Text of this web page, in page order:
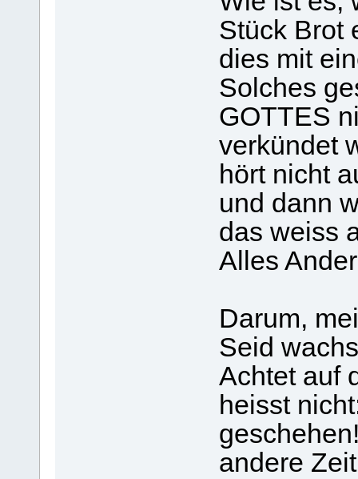
Stück Brot
dies mit
Solches
GOTTES
verkündet
hört nicht
und dann
das weiss
Alles
Darum,
Seid
Achtet auf
heisst
andere